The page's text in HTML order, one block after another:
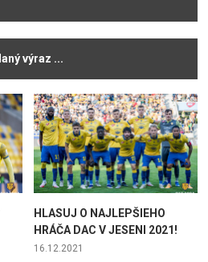
HLASUJ O NAJLEPŠIEHO
HRÁČA DAC V JESENI 2021!
16.12.2021